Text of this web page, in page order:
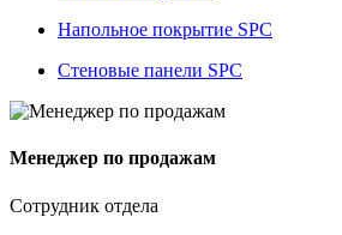
Напольное покрытие SPC
Стеновые панели SPC
Менеджер по продажам
Сотрудник отдела